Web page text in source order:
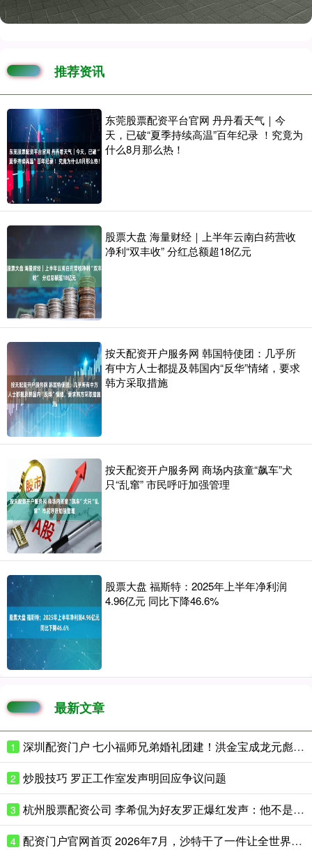
推荐资讯
东莞股票配资平台官网 丹丹看天气｜今
天，已破“夏季持续高温”百年纪录 ！究竟为
什么8月那么热！
股票大盘 海量财经｜上半年云南白药营收
净利“双丰收” 分红总额超18亿元
按天配资开户服务网 韩国特使团：几乎所
有中方人士都提及韩国内“反华”情绪，要求
韩方采取措施
按天配资开户服务网 商场内孩童“飙车”犬
只“乱窜” 市民呼吁加强管理
股票大盘 福斯特：2025年上半年净利润
4.96亿元 同比下降46.6%
最新文章
1 深圳配资门户 七小福师兄弟婚礼团建！洪金宝成龙元彪三人合照
2 炒股技巧 罗正工作室发声明回应争议问题
3 杭州股票配资公司 李希侃为好友罗正爆红发声：他不是卖惨是真惨
4 配资门户官网首页 2026年7月，沙特干了一件让全世界军火商都看不懂的事：花4720万